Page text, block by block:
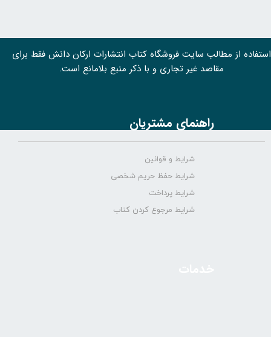
استفاده از مطالب سايت فروشگاه کتاب انتشارات ارکان دانش فقط برای
مقاصد غیر تجاری و با ذکر منبع بلامانع است.
راهنمای مشتریان
شرایط و قوانین
شرایط حفظ حریم شخصی
شرایط پرداخت
شرایط مرجوع کردن کتاب